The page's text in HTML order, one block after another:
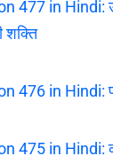
477 in Hindi:
शक्ति
476 in Hindi:
475 in Hindi: